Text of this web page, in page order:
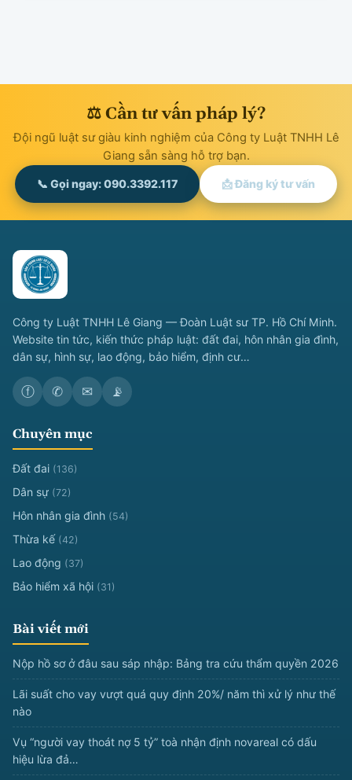
⚖ Cần tư vấn pháp lý?
Đội ngũ luật sư giàu kinh nghiệm của Công ty Luật TNHH Lê
Giang sẵn sàng hỗ trợ bạn.
📞 Gọi ngay: 090.3392.117 📩 Đăng ký tư vấn
Công ty Luật TNHH Lê Giang — Đoàn Luật sư TP. Hồ Chí Minh.
Website tin tức, kiến thức pháp luật: đất đai, hôn nhân gia đình,
dân sự, hình sự, lao động, bảo hiểm, định cư…
ⓕ ✆ ✉ 📡
Chuyên mục
Đất đai (136)
Dân sự (72)
Hôn nhân gia đình (54)
Thừa kế (42)
Lao động (37)
Bảo hiểm xã hội (31)
Bài viết mới
Nộp hồ sơ ở đâu sau sáp nhập: Bảng tra cứu thẩm quyền 2026
Lãi suất cho vay vượt quá quy định 20%/ năm thì xử lý như thế
nào
Vụ “người vay thoát nợ 5 tỷ” toà nhận định novareal có dấu
hiệu lừa đả…